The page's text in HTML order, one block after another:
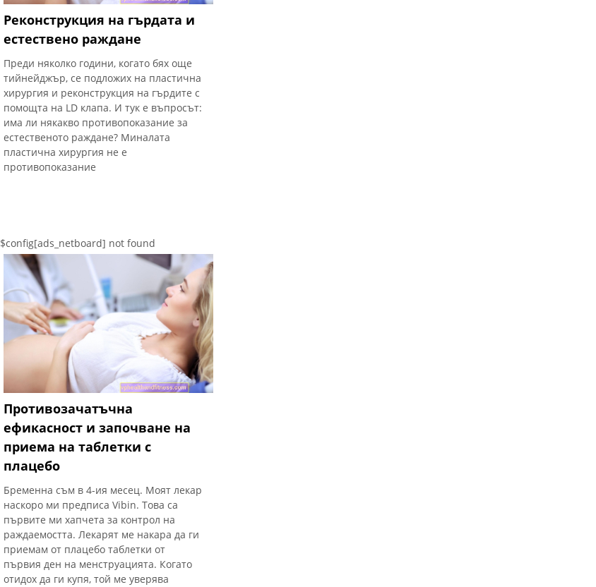
Реконструкция на гърдата и
естествено раждане
Преди няколко години, когато бях още
тийнейджър, се подложих на пластична
хирургия и реконструкция на гърдите с
помощта на LD клапа. И тук е въпросът:
има ли някакво противопоказание за
естественото раждане? Миналата
пластична хирургия не е
противопоказание
$config[ads_netboard] not found
Противозачатъчна
ефикасност и започване на
приема на таблетки с
плацебо
Бременна съм в 4-ия месец. Моят лекар
наскоро ми предписа Vibin. Това са
първите ми хапчета за контрол на
раждаемостта. Лекарят ме накара да ги
приемам от плацебо таблетки от
първия ден на менструацията. Когато
отидох да ги купя, той ме уверява